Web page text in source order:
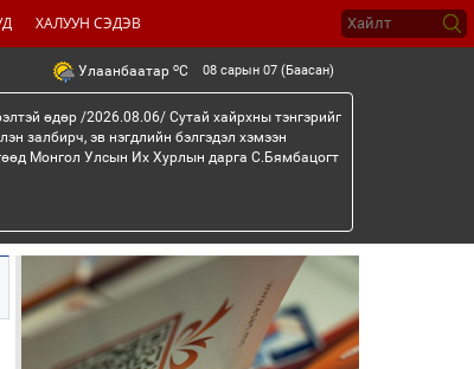
ХАЛУУН СЭДЭВ
Улаанбаатар oC 08 сарын 07 (Баасан)
өдөр /2026.08.06/ Сутай хайрхны тэнгэрийг
залбирч, эв нэгдлийн бэлгэдэл хэмээн
Монгол Улсын Их Хурлын дарга С.Бямбацогт